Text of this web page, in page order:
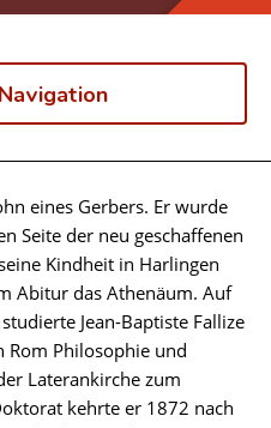
eines Gerbers. Er wurde
Seite der neu geschaffenen
Kindheit in Harlingen
Abitur das Athenäum. Auf
Jean-Baptiste Fallize
Rom Philosophie und
Laterankirche zum
kehrte er 1872 nach